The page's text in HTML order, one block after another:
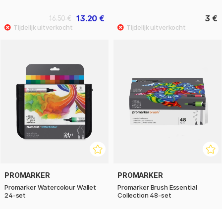
13.20 €
16.50 € 3 €
PROMARKER
Promarker Watercolour Wallet
24-set
PROMARKER
Promarker Brush Essential
Collection 48-set